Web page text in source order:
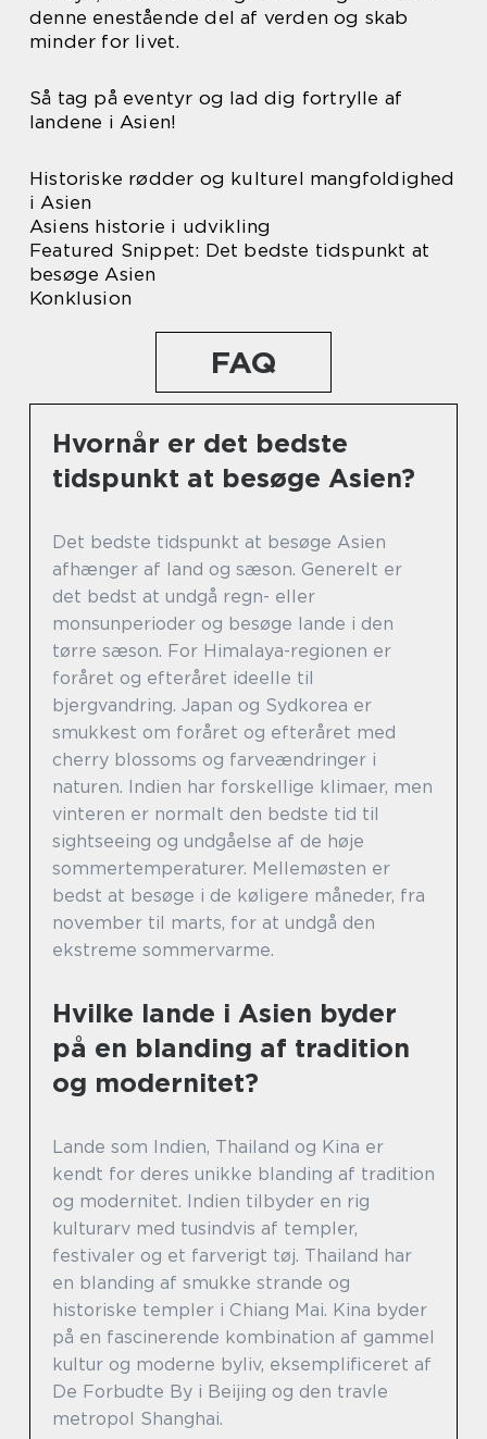
denne enestående del af verden og skab
minder for livet.
Så tag på eventyr og lad dig fortrylle af
landene i Asien!
Historiske rødder og kulturel mangfoldighed
i Asien
Asiens historie i udvikling
Featured Snippet: Det bedste tidspunkt at
besøge Asien
Konklusion
FAQ
Hvornår er det bedste
tidspunkt at besøge Asien?
Det bedste tidspunkt at besøge Asien
afhænger af land og sæson. Generelt er
det bedst at undgå regn- eller
monsunperioder og besøge lande i den
tørre sæson. For Himalaya-regionen er
foråret og efteråret ideelle til
bjergvandring. Japan og Sydkorea er
smukkest om foråret og efteråret med
cherry blossoms og farveændringer i
naturen. Indien har forskellige klimaer, men
vinteren er normalt den bedste tid til
sightseeing og undgåelse af de høje
sommertemperaturer. Mellemøsten er
bedst at besøge i de køligere måneder, fra
november til marts, for at undgå den
ekstreme sommervarme.
Hvilke lande i Asien byder
på en blanding af tradition
og modernitet?
Lande som Indien, Thailand og Kina er
kendt for deres unikke blanding af tradition
og modernitet. Indien tilbyder en rig
kulturarv med tusindvis af templer,
festivaler og et farverigt tøj. Thailand har
en blanding af smukke strande og
historiske templer i Chiang Mai. Kina byder
på en fascinerende kombination af gammel
kultur og moderne byliv, eksemplificeret af
De Forbudte By i Beijing og den travle
metropol Shanghai.